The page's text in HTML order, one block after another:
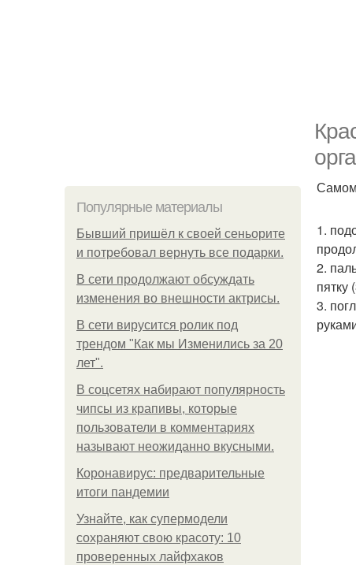
Популярные материалы
Бывший пришёл к своей сеньорите
и потребовал вернуть все подарки.
В сети продолжают обсуждать
изменения во внешности актрисы.
В сети вирусится ролик под
трендом "Как мы Изменились за 20
лет".
В соцсетях набирают популярность
чипсы из крапивы, которые
пользователи в комментариях
называют неожиданно вкусными.
Коронавирус: предварительные
итоги пандемии
Узнайте, как супермодели
сохраняют свою красоту: 10
проверенных лайфхаков
1.
2.
пятку
3.